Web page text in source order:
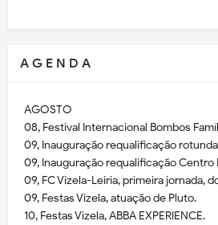
A G E N D A
AGOSTO
08, Festival Internacional Bombos
09, Inauguração requalificação
09, Inauguração requalificação Centro
09, FC Vizela-Leiria, primeira jornada,
09, Festas Vizela, atuação de Pluto.
10, Festas Vizela, ABBA EXPERIENCE.